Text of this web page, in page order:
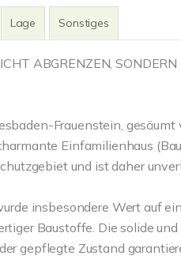
Lage Sonstiges
ABGRENZEN,
Frauenstein, gesäumt
Einfamilienhaus
und ist daher
insbesondere Wert auf
Baustoffe. Die solide
gepflegte Zustand